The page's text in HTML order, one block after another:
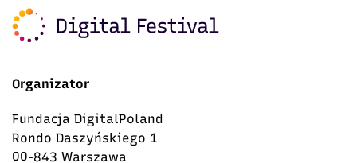
Organizator
Fundacja DigitalPoland
Rondo Daszyńskiego 1
00-843 Warszawa